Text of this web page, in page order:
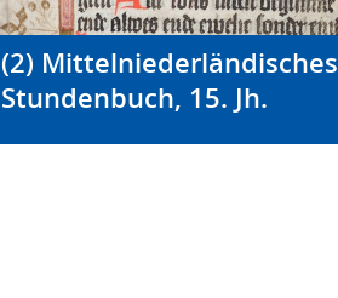
(2) Mittelniederländisches
Stundenbuch, 15. Jh.